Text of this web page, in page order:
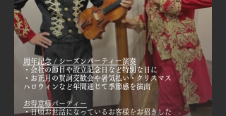
周年記念 / シーズンパーティー演奏
・会社の節目や設立記念日など特別な日に
​・お正月の賀詞交歓会や暑気払い・クリスマス
​ハロウィンなど年間通じて季節感を演出
お得意様パーティー
・日頃お世話になっているお客様をお招きした